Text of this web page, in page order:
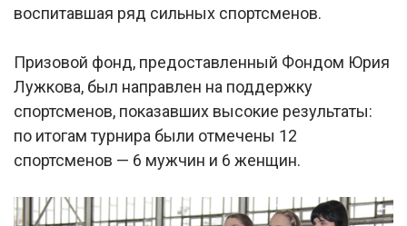
воспитавшая ряд сильных спортсменов.
Призовой фонд, предоставленный Фондом Юрия
Лужкова, был направлен на поддержку
спортсменов, показавших высокие результаты:
по итогам турнира были отмечены 12
спортсменов — 6 мужчин и 6 женщин.